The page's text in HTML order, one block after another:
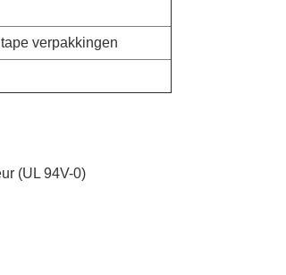
verpakkingen
(UL 94V-0)